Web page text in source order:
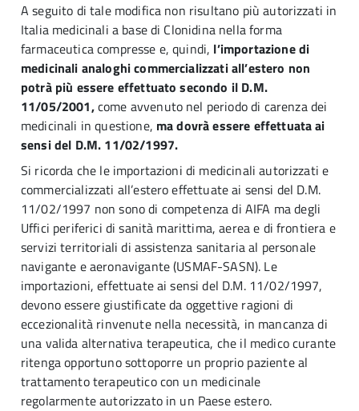
A seguito di tale modifica non risultano più autorizzati in
Italia medicinali a base di Clonidina nella forma
farmaceutica compresse e, quindi, l’importazione di
medicinali analoghi commercializzati all’estero non
potrà più essere effettuato secondo il D.M.
11/05/2001,come avvenuto nel periodo di carenza dei
medicinali in questione, ma dovrà essere effettuata ai
sensi del D.M. 11/02/1997.
Si ricorda che le importazioni di medicinali autorizzati e
commercializzati all’estero effettuate ai sensi del D.M.
11/02/1997 non sono di competenza di AIFA ma degli
Uffici periferici di sanità marittima, aerea e di frontiera e
servizi territoriali di assistenza sanitaria al personale
navigante e aeronavigante (USMAF-SASN). Le
importazioni, effettuate ai sensi del D.M. 11/02/1997,
devono essere giustificate da oggettive ragioni di
eccezionalità rinvenute nella necessità, in mancanza di
una valida alternativa terapeutica, che il medico curante
ritenga opportuno sottoporre un proprio paziente al
trattamento terapeutico con un medicinale
regolarmente autorizzato in un Paese estero.